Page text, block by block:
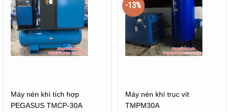
Máy nén khí tích hợp
PEGASUS TMCP-30A
-13%
Máy nén khí trục vít
TMPM30A